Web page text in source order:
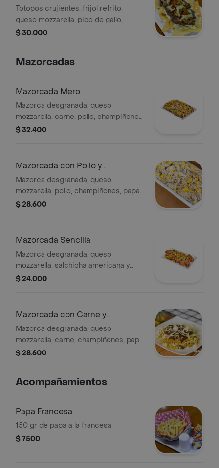
Totopos crujientes, frijol refrito,
queso mozzarella, pico de gallo,
guacamole y carne al pastor.
$ 30.000
Mazorcadas
Mazorcada Mero
Mazorca desgranada, queso
mozzarella, carne, pollo, champiñones,
papa cabello de ángel y salsa
$ 32.400
Mazorcada con Pollo y
Champiñones
Mazorca desgranada, queso
mozzarella, pollo, champiñones, papa
cabello de ángel y salsa ranchera.
$ 28.600
Mazorcada Sencilla
Mazorca desgranada, queso
mozzarella, salchicha americana y
salsa ranchera.
$ 24.000
Mazorcada con Carne y
Champiñones
Mazorca desgranada, queso
mozzarella, carne, champiñones, papa
cabello de ángel y salsa ranchera.
$ 28.600
Acompañamientos
Papa Francesa
150 gr de papa a la francesa
$ 7500